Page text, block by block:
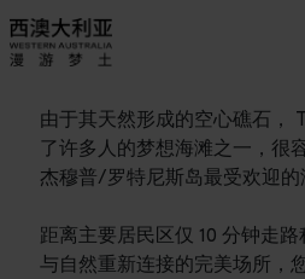
由于其天然形成的空心礁石，
了许多人的梦想海滩之一，很
杰穆普/罗特尼斯岛最受欢迎的
距离主要居民区仅 10 分钟走路
与自然重新连接的完美场所，